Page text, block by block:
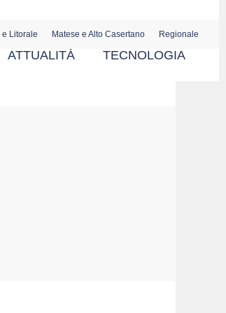
e Litorale Matese e Alto Casertano Regionale
ATTUALITÀ TECNOLOGIA